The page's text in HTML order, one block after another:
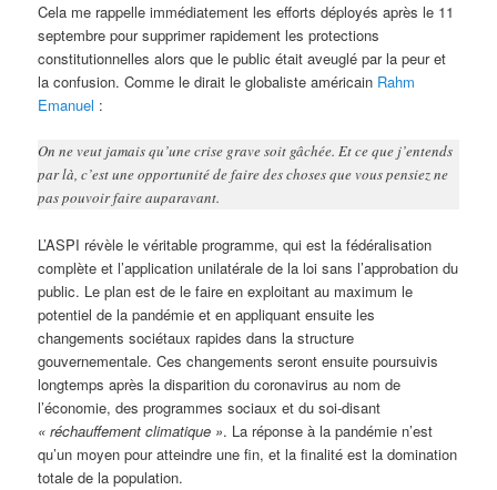
Cela me rappelle immédiatement les efforts déployés après le 11
septembre pour supprimer rapidement les protections
constitutionnelles alors que le public était aveuglé par la peur et
la confusion. Comme le dirait le globaliste américain Rahm
Emanuel :
On ne veut jamais qu’une crise grave soit gâchée. Et ce que j’entends
par là, c’est une opportunité de faire des choses que vous pensiez ne
pas pouvoir faire auparavant.
L’ASPI révèle le véritable programme, qui est la fédéralisation
complète et l’application unilatérale de la loi sans l’approbation du
public. Le plan est de le faire en exploitant au maximum le
potentiel de la pandémie et en appliquant ensuite les
changements sociétaux rapides dans la structure
gouvernementale. Ces changements seront ensuite poursuivis
longtemps après la disparition du coronavirus au nom de
l’économie, des programmes sociaux et du soi-disant
« réchauffement climatique ». La réponse à la pandémie n’est
qu’un moyen pour atteindre une fin, et la finalité est la domination
totale de la population.